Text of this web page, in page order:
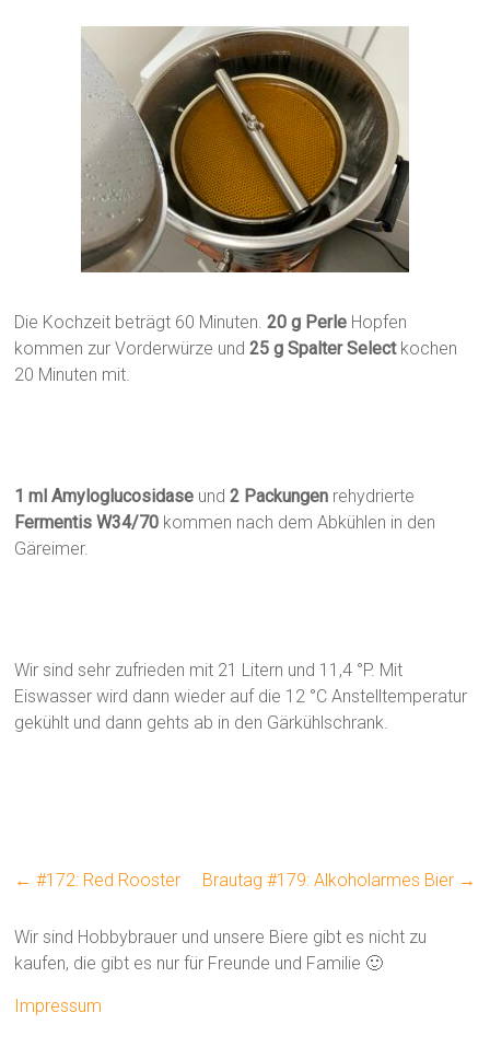
Die Kochzeit beträgt 60 Minuten.20 g Perle Hopfen
kommen zur Vorderwürze und25 g Spalter Selectkochen
20 Minuten mit.
1 mlAmyloglucosidase und 2 Packungen rehydrierte
Fermentis W34/70 kommen nach dem Abkühlen in den
Gäreimer.
Wir sind sehr zufrieden mit 21 Litern und 11,4 °P. Mit
Eiswasser wird dann wieder auf die 12 °C Anstelltemperatur
gekühlt und dann gehts ab in den Gärkühlschrank.
← #172: Red Rooster Brautag #179: Alkoholarmes Bier →
Wir sind Hobbybrauer und unsere Biere gibt es nicht zu
kaufen, die gibt es nur für Freunde und Familie 🙂
Impressum